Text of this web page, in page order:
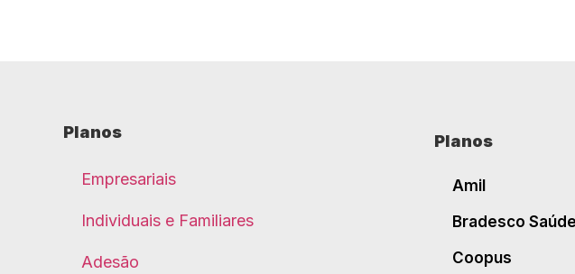
Planos
Empresariais
Individuais e Familiares
Adesão
Planos
Amil
Bradesco Saúde
Coopus